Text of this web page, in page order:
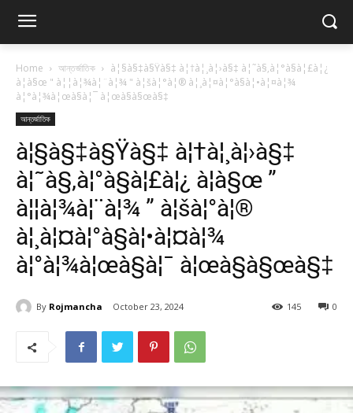
Home আন্তর্জাতিক
à¦§à§‡à§Ÿà§‡ à¦†à¦¸à¦›à§‡ à¦˜à§‚à¦°à§à¦£à¦¿
à¦à§œ " à¦¦à¦¾à¦¨à¦¾ " à¦šà¦°à¦® à¦¸à¦¤à¦°à§à¦•à¦¤à¦¾
à¦°à¦¾à¦œà§à¦¯ à¦œà§à§œà§‡
আন্তর্জাতিক
à¦§à§‡à§Ÿà§‡ à¦†à¦¸à¦›à§‡
à¦˜à§‚à¦°à§à¦£à¦¿ à¦à§œ ”
à¦¦à¦¾à¦¨à¦¾ ” à¦šà¦°à¦®
à¦¸à¦¤à¦°à§à¦•à¦¤à¦¾
à¦°à¦¾à¦œà§à¦¯ à¦œà§à§œà§‡
By Rojmancha October 23, 2024 0
145